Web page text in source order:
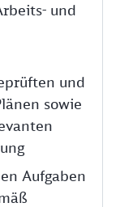
und
und
sowie
Aufgaben